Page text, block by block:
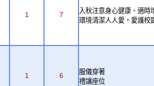
1 7
入秋注意身心健康、適時
環境清潔人人愛，愛護
1 6
服儀穿著
禮讓座位